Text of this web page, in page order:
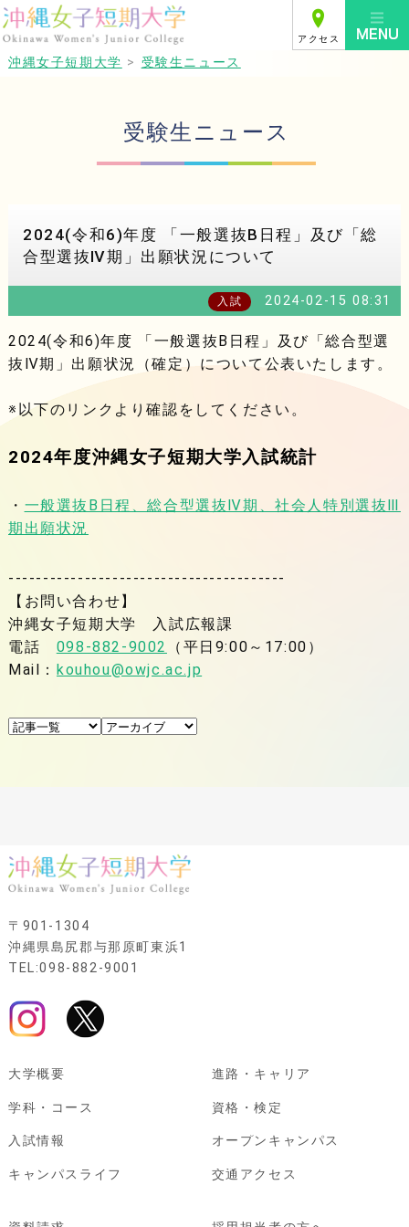
アクセス
沖縄女子短期大学 > 受験生ニュース
受験生ニュース
2024(令和6)年度 「一般選抜B日程」及び「総
合型選抜Ⅳ期」出願状況について
入試 2024-02-15 08:31
2024(令和6)年度 「一般選抜B日程」及び「総合型選
抜Ⅳ期」出願状況（確定）について公表いたします。
※以下のリンクより確認をしてください。
2024年度沖縄女子短期大学入試統計
・ 一般選抜B日程、総合型選抜Ⅳ期、社会人特別選抜Ⅲ
期出願状況
----------------------------------------
【お問い合わせ】
沖縄女子短期大学 入試広報課
電話 098-882-9002
（平日9:00～17:00）
Mail： kouhou@owjc.ac.jp
〒901-1304
沖縄県島尻郡与那原町東浜1
TEL:098-882-9001
大学概要
学科・コース
入試情報
キャンパスライフ
進路・キャリア
資格・検定
オープンキャンパス
交通アクセス